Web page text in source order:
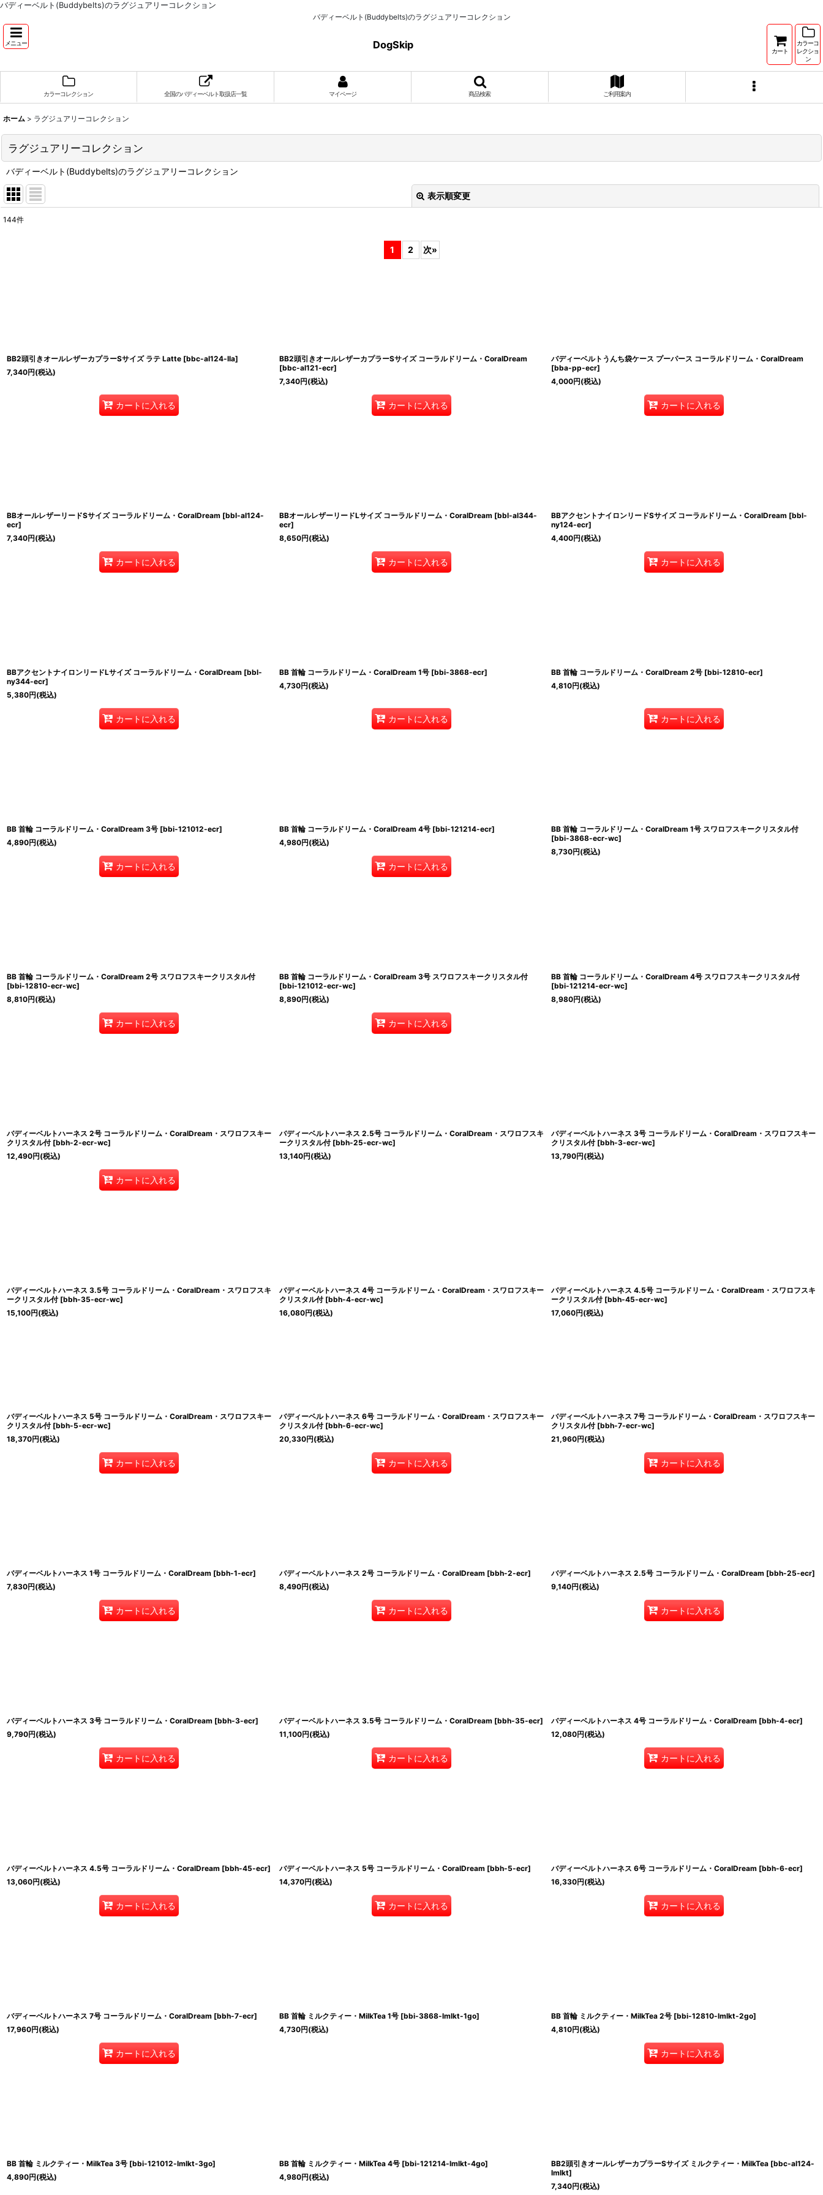
バディーベルト(Buddybelts)のラグジュアリーコレクション
バディーベルト(Buddybelts)のラグジュアリーコレクション
メニュー DogSkip
カート
カラーコ
レクショ
ン
カラーコレクション 全国のバディーベルト取扱店一覧 マイページ 商品検索 ご利用案内
ホーム > ラグジュアリーコレクション
ラグジュアリーコレクション
バディーベルト(Buddybelts)のラグジュアリーコレクション
表示順変更
144件
1 2 次»
BB2頭引きオールレザーカプラーSサイズ ラテ Latte [bbc-al124-lla]
7,340円(税込)
カートに入れる
BB2頭引きオールレザーカプラーSサイズ コーラルドリーム・CoralDream
[bbc-al121-ecr]
7,340円(税込)
カートに入れる
バディーベルトうんち袋ケース プーパース コーラルドリーム・CoralDream
[bba-pp-ecr]
4,000円(税込)
カートに入れる
BBオールレザーリードSサイズ コーラルドリーム・CoralDream [bbl-al124-
ecr]
7,340円(税込)
カートに入れる
BBオールレザーリードLサイズ コーラルドリーム・CoralDream [bbl-al344-
ecr]
8,650円(税込)
カートに入れる
BBアクセントナイロンリードSサイズ コーラルドリーム・CoralDream [bbl-
ny124-ecr]
4,400円(税込)
カートに入れる
BBアクセントナイロンリードLサイズ コーラルドリーム・CoralDream [bbl-
ny344-ecr]
5,380円(税込)
カートに入れる
BB 首輪 コーラルドリーム・CoralDream 1号 [bbi-3868-ecr]
4,730円(税込)
カートに入れる
BB 首輪 コーラルドリーム・CoralDream 2号 [bbi-12810-ecr]
4,810円(税込)
カートに入れる
BB 首輪 コーラルドリーム・CoralDream 3号 [bbi-121012-ecr]
4,890円(税込)
カートに入れる
BB 首輪 コーラルドリーム・CoralDream 4号 [bbi-121214-ecr]
4,980円(税込)
カートに入れる
BB 首輪 コーラルドリーム・CoralDream 1号 スワロフスキークリスタル付
[bbi-3868-ecr-wc]
8,730円(税込)
BB 首輪 コーラルドリーム・CoralDream 2号 スワロフスキークリスタル付
[bbi-12810-ecr-wc]
8,810円(税込)
カートに入れる
BB 首輪 コーラルドリーム・CoralDream 3号 スワロフスキークリスタル付
[bbi-121012-ecr-wc]
8,890円(税込)
カートに入れる
BB 首輪 コーラルドリーム・CoralDream 4号 スワロフスキークリスタル付
[bbi-121214-ecr-wc]
8,980円(税込)
バディーベルトハーネス 2号 コーラルドリーム・CoralDream・スワロフスキー
クリスタル付 [bbh-2-ecr-wc]
12,490円(税込)
カートに入れる
バディーベルトハーネス 2.5号 コーラルドリーム・CoralDream・スワロフスキ
ークリスタル付 [bbh-25-ecr-wc]
13,140円(税込)
バディーベルトハーネス 3号 コーラルドリーム・CoralDream・スワロフスキー
クリスタル付 [bbh-3-ecr-wc]
13,790円(税込)
バディーベルトハーネス 3.5号 コーラルドリーム・CoralDream・スワロフスキ
ークリスタル付 [bbh-35-ecr-wc]
15,100円(税込)
バディーベルトハーネス 4号 コーラルドリーム・CoralDream・スワロフスキー
クリスタル付 [bbh-4-ecr-wc]
16,080円(税込)
バディーベルトハーネス 4.5号 コーラルドリーム・CoralDream・スワロフスキ
ークリスタル付 [bbh-45-ecr-wc]
17,060円(税込)
バディーベルトハーネス 5号 コーラルドリーム・CoralDream・スワロフスキー
クリスタル付 [bbh-5-ecr-wc]
18,370円(税込)
カートに入れる
バディーベルトハーネス 6号 コーラルドリーム・CoralDream・スワロフスキー
クリスタル付 [bbh-6-ecr-wc]
20,330円(税込)
カートに入れる
バディーベルトハーネス 7号 コーラルドリーム・CoralDream・スワロフスキー
クリスタル付 [bbh-7-ecr-wc]
21,960円(税込)
カートに入れる
バディーベルトハーネス 1号 コーラルドリーム・CoralDream [bbh-1-ecr]
7,830円(税込)
カートに入れる
バディーベルトハーネス 2号 コーラルドリーム・CoralDream [bbh-2-ecr]
8,490円(税込)
カートに入れる
バディーベルトハーネス 2.5号 コーラルドリーム・CoralDream [bbh-25-ecr]
9,140円(税込)
カートに入れる
バディーベルトハーネス 3号 コーラルドリーム・CoralDream [bbh-3-ecr]
9,790円(税込)
カートに入れる
バディーベルトハーネス 3.5号 コーラルドリーム・CoralDream [bbh-35-ecr]
11,100円(税込)
カートに入れる
バディーベルトハーネス 4号 コーラルドリーム・CoralDream [bbh-4-ecr]
12,080円(税込)
カートに入れる
バディーベルトハーネス 4.5号 コーラルドリーム・CoralDream [bbh-45-ecr]
13,060円(税込)
カートに入れる
バディーベルトハーネス 5号 コーラルドリーム・CoralDream [bbh-5-ecr]
14,370円(税込)
カートに入れる
バディーベルトハーネス 6号 コーラルドリーム・CoralDream [bbh-6-ecr]
16,330円(税込)
カートに入れる
バディーベルトハーネス 7号 コーラルドリーム・CoralDream [bbh-7-ecr]
17,960円(税込)
カートに入れる
BB 首輪 ミルクティー・MilkTea 1号 [bbi-3868-lmlkt-1go]
4,730円(税込)
BB 首輪 ミルクティー・MilkTea 2号 [bbi-12810-lmlkt-2go]
4,810円(税込)
カートに入れる
BB 首輪 ミルクティー・MilkTea 3号 [bbi-121012-lmlkt-3go]
4,890円(税込)
BB 首輪 ミルクティー・MilkTea 4号 [bbi-121214-lmlkt-4go]
4,980円(税込)
BB2頭引きオールレザーカプラーSサイズ ミルクティー・MilkTea [bbc-al124-
lmlkt]
7,340円(税込)